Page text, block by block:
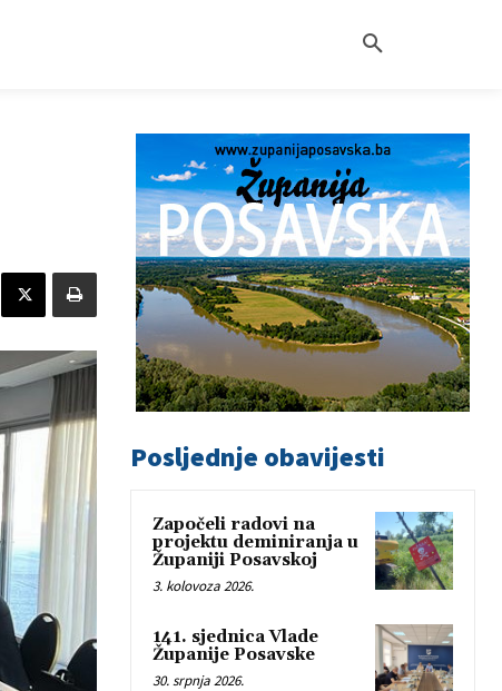
Posljednje obavijesti
Započeli radovi na
projektu deminiranja u
Županiji Posavskoj
3. kolovoza 2026.
141. sjednica Vlade
Županije Posavske
30. srpnja 2026.